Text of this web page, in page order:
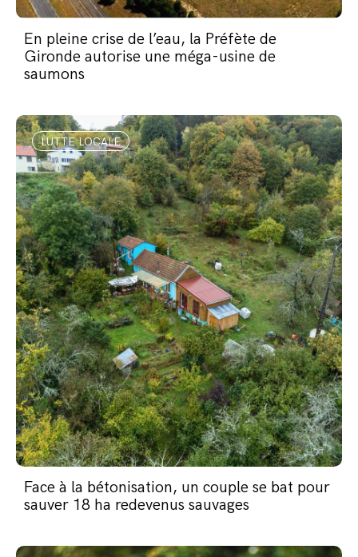
En pleine crise de l’eau, la Préfète de
Gironde autorise une méga-usine de
saumons
LUTTE LOCALE
Face à la bétonisation, un couple se bat pour
sauver 18 ha redevenus sauvages